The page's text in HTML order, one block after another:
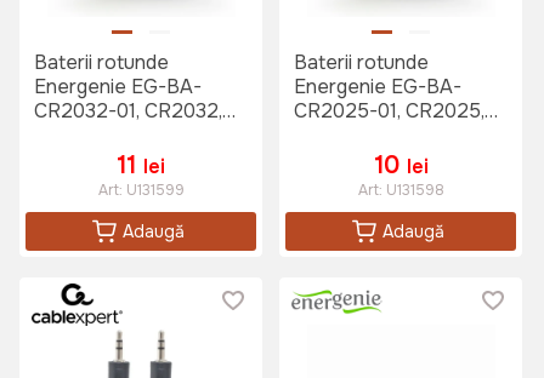
Baterii rotunde
Energenie EG-BA-
CR2032-01, CR2032,
11 lei
Art: U131599
Adaugă
Baterii rotunde
Energenie EG-BA-
CR2025-01, CR2025,
10 lei
Art: U131598
Adaugă